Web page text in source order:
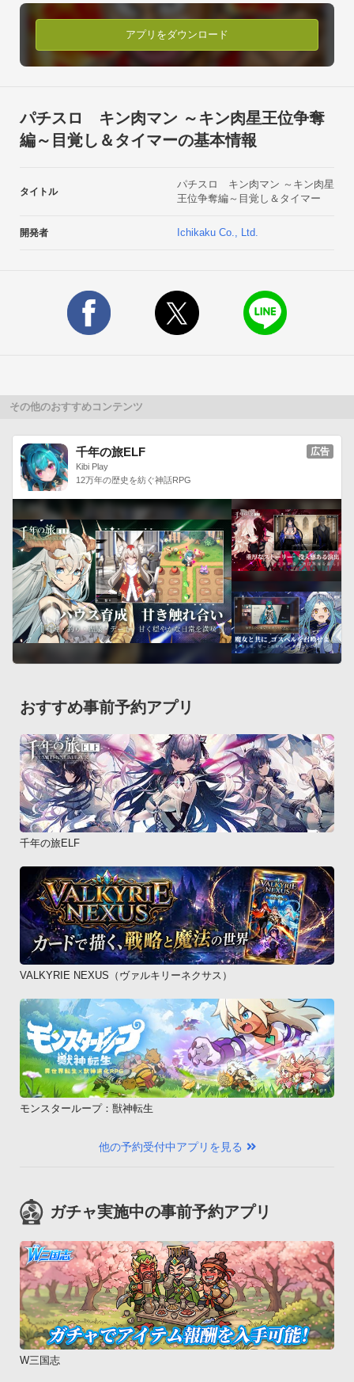
豪華なアプリに仕上がっています!!■動作機種
Android OS:Android 2.2以降
■非対応機種
【docomo】SC-01B/L-04C
アプリの音量設定により、端末のボリューム設定が変更されま
す。
調整ください。アラームのスケジュール設定は、最大５つまで
ただし、同時刻にアラームやタイマーを設定した場合は、動作
ご使用に関しては自己責任でお願い致します。
【ユーザーサポートに関して】
上記ご記載の無い問い合わせには、返答できない場合もござい
かじめご了承ください。---
support_android@ichikaku.com
---
※返信メールも上記アドレスから行っております。メール受信
の許可をお願いいたします。■著作権表記
(C)ゆでたまご／集英社・東映アニメーション　(C)YAMASA
アプリをダウンロード
パチスロ キン肉マン ～キン肉星王位争奪
編～目覚し＆タイマーの基本情報
タイトル
パチスロ キン肉マン ～キン肉星
王位争奪編～目覚し＆タイマー
開発者 Ichikaku Co., Ltd.
その他のおすすめコンテンツ
千年の旅ELF
Kibi Play
12万年の歴史を紡ぐ神話RPG
広告
おすすめ事前予約アプリ
千年の旅ELF
VALKYRIE NEXUS（ヴァルキリーネクサス）
モンスターループ：獣神転生
他の予約受付中アプリを見る
ガチャ実施中の事前予約アプリ
W三国志